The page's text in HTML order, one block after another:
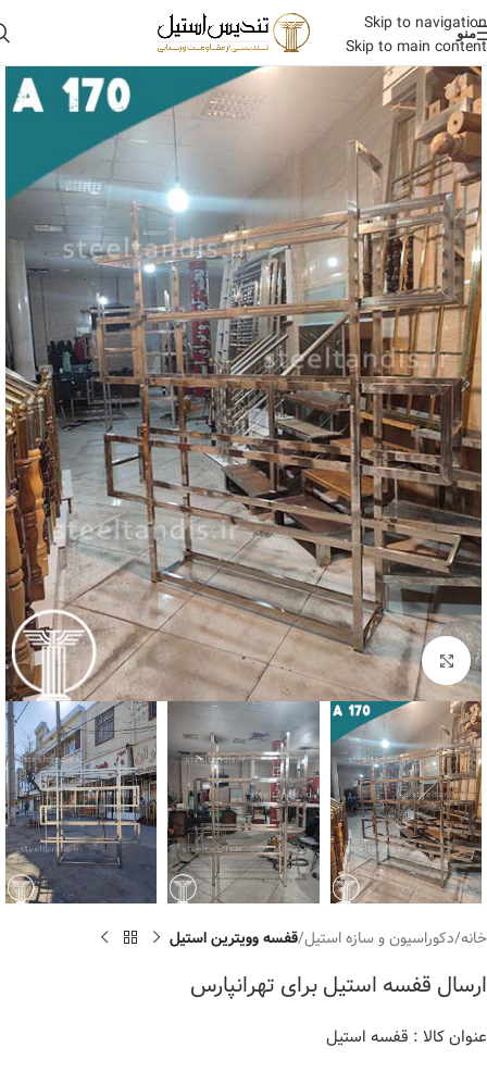
Skip to navigation
Skip to main content
منو
برای بزرگنمایی کلیک کنید
خانه دکوراسیون و سازه استیل قفسه وویترین استیل
ارسال قفسه استیل برای تهرانپارس
عنوان کالا : قفسه استیل